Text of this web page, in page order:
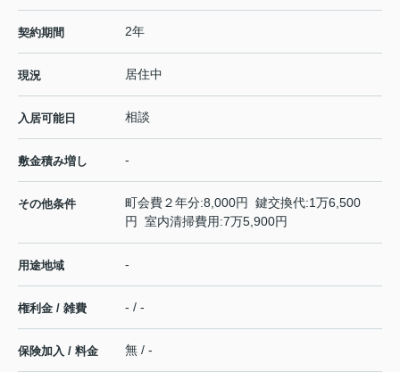
契約期間 2年
現況 居住中
入居可能日 相談
敷金積み増し -
その他条件
町会費２年分:8,000円 鍵交換代:1万6,500
円 室内清掃費用:7万5,900円
用途地域 -
権利金 / 雑費 - / -
保険加入 / 料金 無 / -